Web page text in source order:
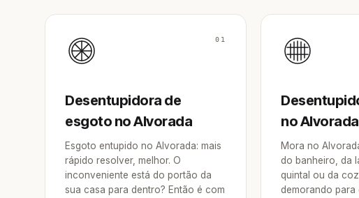
01
Desentupidora de
esgoto no Alvorada
Esgoto entupido no Alvorada: mais
rápido resolver, melhor. O
inconveniente está do portão da
sua casa para dentro? Então é com
no Alvorada
Mora no
do banheiro, da
quintal ou da
demorando para